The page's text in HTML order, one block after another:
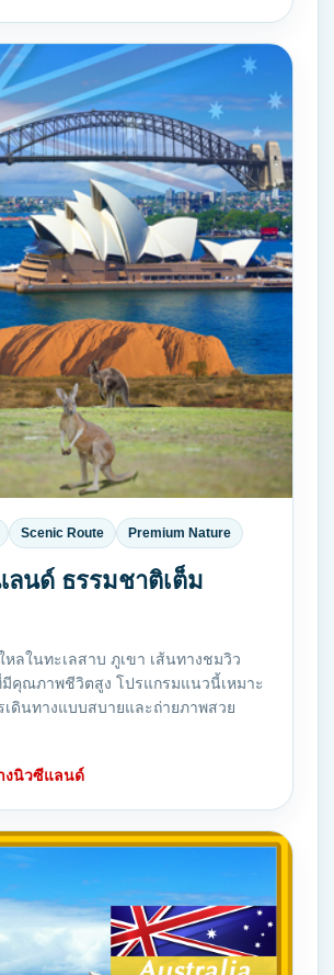
Scenic Route Premium Nature
นด์ ธรรมชาติเต็ม
หลในทะเลสาบ ภูเขา เส้นทางชมวิว
มีคุณภาพชีวิตสูง โปรแกรมแนวนี้เหมาะ
เดินทางแบบสบายและถ่ายภาพสวย
งนิวซีแลนด์